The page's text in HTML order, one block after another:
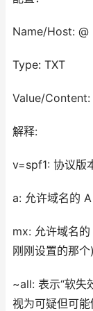
Name/Host:
Type: TXT
Value/
解释:
v=spf1: 协议版
a: 允许域名的 A
mx: 允许域名
刚刚设置的那个)
~all: 表示“软失
视为可疑但可